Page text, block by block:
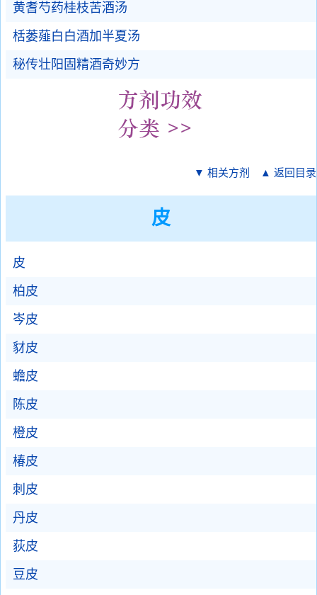
黄耆芍药桂枝苦酒汤
栝蒌薤白白酒加半夏汤
秘传壮阳固精酒奇妙方
▼ 相关方剂 ▲ 返回目录
皮
皮
柏皮
岑皮
豺皮
蟾皮
陈皮
橙皮
椿皮
刺皮
丹皮
荻皮
豆皮